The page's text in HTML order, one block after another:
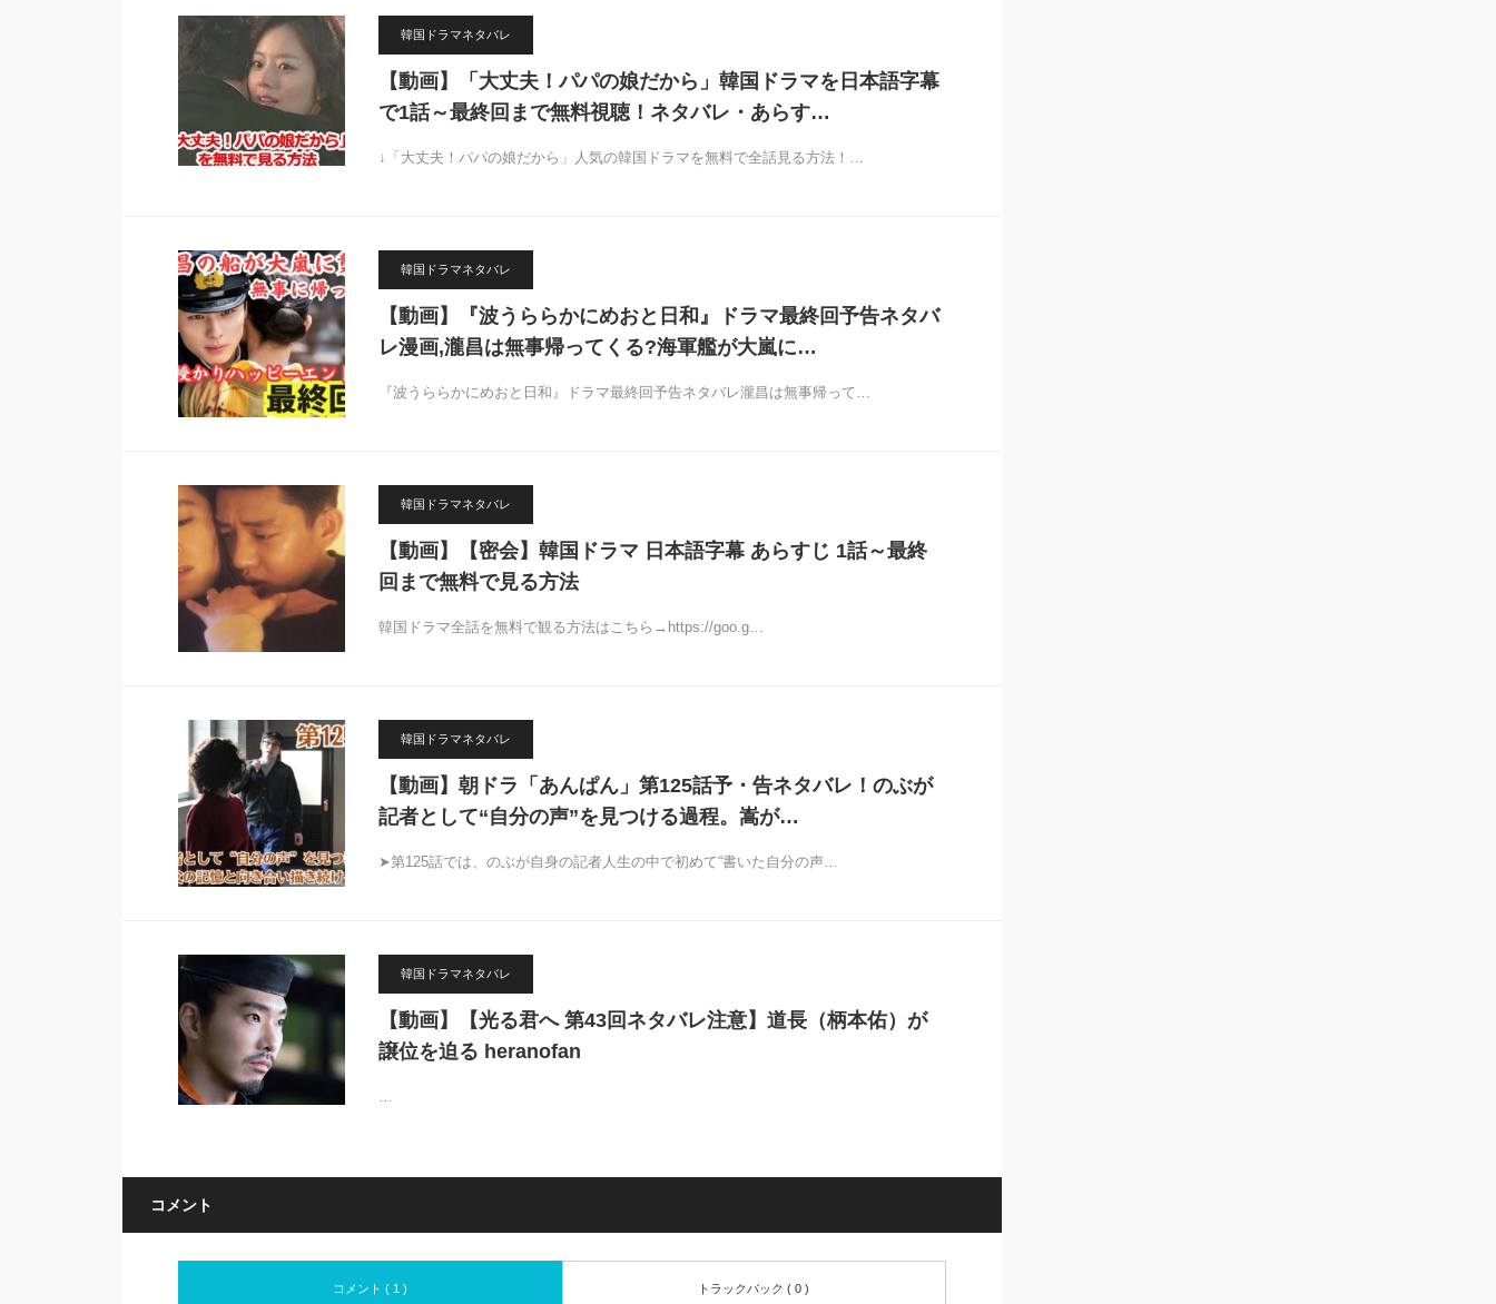
韓国ドラマネタバレ
【動画】「大丈夫！パパの娘だから」韓国ドラマを日本語字幕
で1話～最終回まで無料視聴！ネタバレ・あらす…
↓「大丈夫！パパの娘だから」人気の韓国ドラマを無料で全話見る方法！…
韓国ドラマネタバレ
【動画】『波うららかにめおと日和』ドラマ最終回予告ネタバ
レ漫画,瀧昌は無事帰ってくる?海軍艦が大嵐に…
『波うららかにめおと日和』ドラマ最終回予告ネタバレ瀧昌は無事帰って…
韓国ドラマネタバレ
【動画】【密会】韓国ドラマ 日本語字幕 あらすじ 1話～最終
回まで無料で見る方法
韓国ドラマ全話を無料で観る方法はこちら→https://goo.g…
韓国ドラマネタバレ
【動画】朝ドラ「あんぱん」第125話予・告ネタバレ！のぶが
記者として“自分の声”を見つける過程。嵩が…
➤第125話では、のぶが自身の記者人生の中で初めて“書いた自分の声…
韓国ドラマネタバレ
【動画】【光る君へ 第43回ネタバレ注意】道長（柄本佑）が
譲位を迫る heranofan
…
コメント
コメント ( 1 ) トラックバック ( 0 )